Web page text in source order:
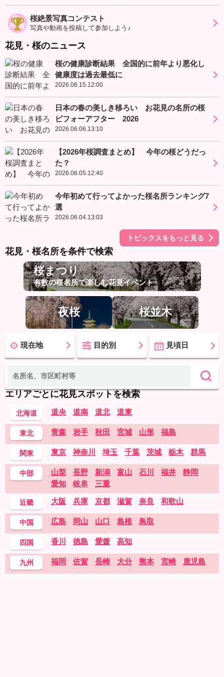
桜絶景写真コンテスト
写真や動画を投稿して参加しよう♪
花見・桜のニュース
桜の健康診断結果 全国的に前年より悪化し
健康度は過去最低に
2026.06.15.12:00
日本の春の美しき移ろい お花見の名所の桜
ビフォーアフター 2026
2026.06.06.13:10
【2026年桜調査まとめ】 今年の桜どうだっ
た？
2026.06.05.12:40
今年初めて行ってよかった桜名所ランキング7
選
2026.06.04.13:03
トピックスをもっと見る
花見・桜名所を条件で検索
桜まつり
有数の桜名所で楽しむ花見イベント
夜桜 桜並木
現在地 目的別 見頃日
エリアごとに花見スポットを検索
北海道 道央 道南 道北 道東
東北 青森 岩手 秋田 宮城 山形 福島
関東 東京 神奈川 埼玉 千葉 茨城 栃木 群馬
中部 山梨 長野 新潟 富山 石川 福井
静岡
愛知
岐阜 三重
近畿 大阪 兵庫 京都 滋賀 奈良 和歌山
中国 広島 岡山 山口 島根 鳥取
四国 香川 徳島 愛媛 高知
九州 福岡 佐賀 長崎 大分 熊本 宮崎 鹿児島